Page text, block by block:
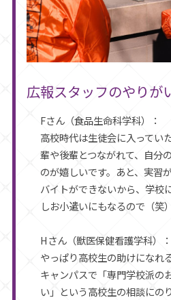
広報スタッフのやりが
Fさん（食品生命科学科）：
高校時代は生徒会に入ってい
輩や後輩とつながれて、自分
のが嬉しいです。あと、実習
バイトができないから、学校
しお小遣いにもなるので（笑）
Hさん（獣医保健看護学科）：
やっぱり高校生の助けになれ
キャンパスで「専門学校派の
い」という高校生の相談にの